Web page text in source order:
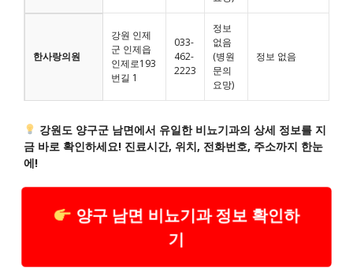
한사랑의원
강원 인제
군 인제읍
인제로193
번길 1
033-
462-
2223
정보
없음
(병원
문의
요망)
정보 없음
강원도 양구군 남면에서 유일한 비뇨기과의 상세 정보를 지
금 바로 확인하세요! 진료시간, 위치, 전화번호, 주소까지 한눈
에!
양구 남면 비뇨기과 정보 확인하
기